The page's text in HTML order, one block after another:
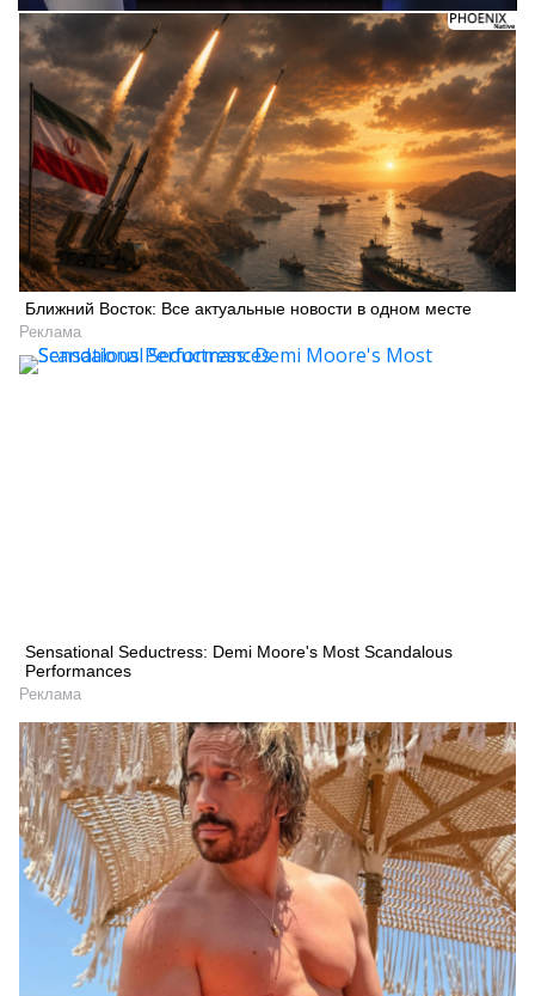
Ближний Восток: Все актуальные новости в одном месте
Реклама
Sensational Seductress: Demi Moore's Most Scandalous
Performances
Реклама